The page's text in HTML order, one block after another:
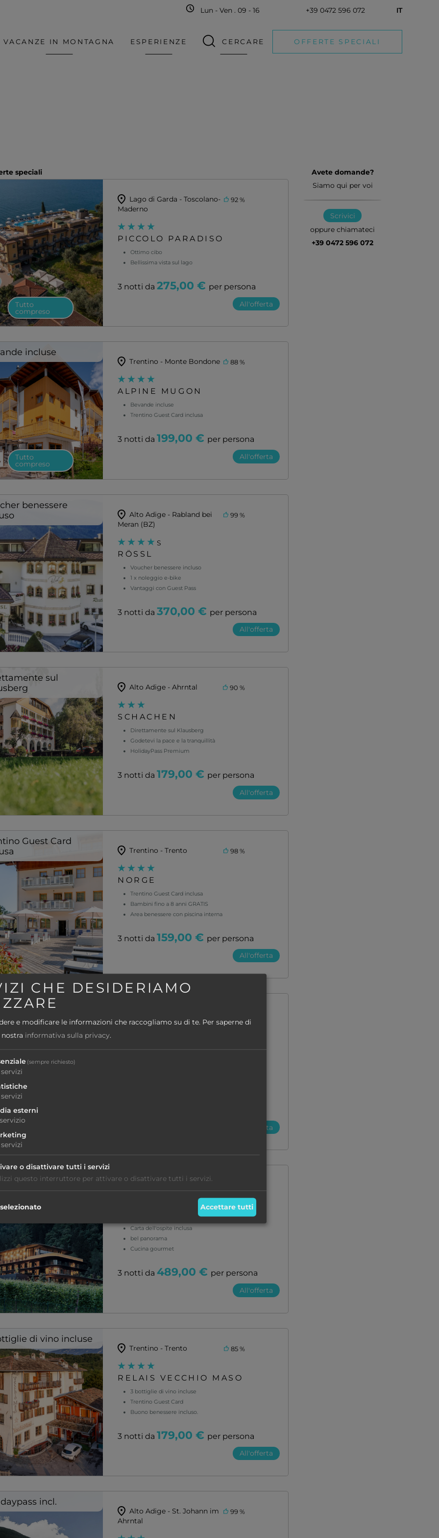
Lun - Ven . 09 - 16 +39 0472 596 072 IT
VACANZE IN MONTAGNA ESPERIENZE CERCARE OFFERTE SPECIALI
speciali
Tutto
compreso
92 %
Lago di Garda - Toscolano-
Maderno
PICCOLO PARADISO
Ottimo cibo
Bellissima vista sul lago
3 notti da 275,00 € per persona
All'offerta
Tutto
compreso
incluse
88 %
Trentino - Monte Bondone
ALPINE MUGON
Bevande incluse
Trentino Guest Card inclusa
3 notti da 199,00 € per persona
All'offerta
benessere
99 %
Alto Adige - Rabland bei
Meran (BZ)
S
RÖSSL
Voucher benessere incluso
1 x noleggio e-bike
Vantaggi con Guest Pass
3 notti da 370,00 € per persona
All'offerta
sul
90 %
Alto Adige - Ahrntal
SCHACHEN
Direttamente sul Klausberg
Godetevi la pace e la tranquillità
HolidayPass Premium
3 notti da 179,00 € per persona
All'offerta
Guest Card
98 %
Trentino - Trento
NORGE
Trentino Guest Card inclusa
Bambini fino a 8 anni GRATIS
Area benessere con piscina interna
3 notti da 159,00 € per persona
All'offerta
vacanze
All'offerta
dell'ospite inclusa
PRINZ RUDOLF
Carta dell'ospite inclusa
bel panorama
Cucina gourmet
3 notti da 489,00 € per persona
All'offerta
di vino incluse
85 %
Trentino - Trento
RELAIS VECCHIO MASO
3 bottiglie di vino incluse
Trentino Guest Card
Buono benessere incluso.
3 notti da 179,00 € per persona
All'offerta
incl.
99 %
Alto Adige - St. Johann im
Ahrntal
Avete domande?
Siamo qui per voi
Scrivici
oppure chiamateci
+39 0472 596 072
CHE DESIDERIAMO
e modificare le informazioni che raccogliamo su di te. Per saperne di
informativa sulla privacy.
(sempre richiesto)
servizi
servizi
esterni
servizio
servizi
o disattivare tutti i servizi
questo interruttore per attivare o disattivare tutti i servizi.
Accettare tutti